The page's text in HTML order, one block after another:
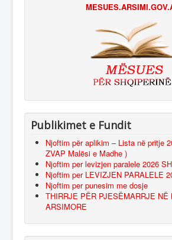
Publikimet e Fundit
Njoftim për aplikim – Lista në pritje
ZVAP Malësi e Madhe )
Njoftim per levizjen paralele 2026
Njoftim per LEVIZJEN PARALELE
Njoftim per punesim me dosje
THIRRJE PËR PJESËMARRJE NË
ARSIMORE